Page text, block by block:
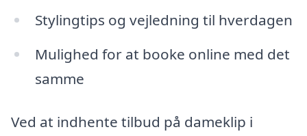
Stylingtips og vejledning til hverdagen
Mulighed for at booke online med det
samme
Ved at indhente tilbud på dameklip i